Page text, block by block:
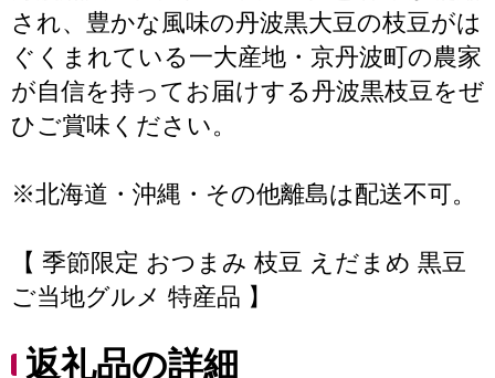
され、豊かな風味の丹波黒大豆の枝豆がは
ぐくまれている一大産地・京丹波町の農家
が自信を持ってお届けする丹波黒枝豆をぜ
ひご賞味ください。
※北海道・沖縄・その他離島は配送不可。
【 季節限定 おつまみ 枝豆 えだまめ 黒豆
ご当地グルメ 特産品 】
返礼品の詳細